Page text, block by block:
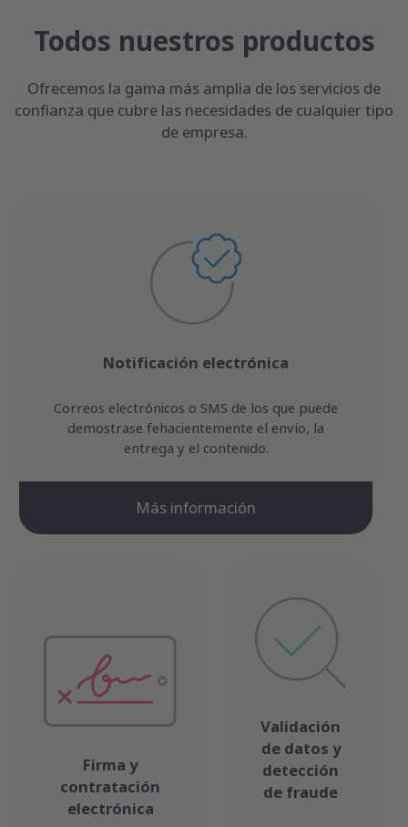
Todos nuestros productos
Ofrecemos la gama más amplia de los servicios de
confianza que cubre las necesidades de cualquier tipo
de empresa.
Notificación electrónica
Correos electrónicos o SMS de los que puede
demostrase fehacientemente el envío, la
entrega y el contenido.
Más información
Firma y
contratación
electrónica
Validación
de datos y
detección
de fraude